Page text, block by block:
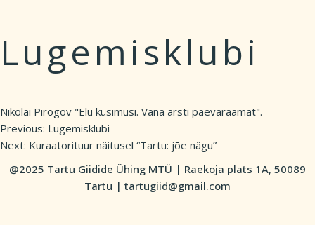
Lugemisklubi
Nikolai Pirogov "Elu küsimusi. Vana arsti päevaraamat".
Post
navigation
Previous: Lugemisklubi
Next: Kuraatorituur näitusel “Tartu: jõe nägu”
@2025 Tartu Giidide Ühing MTÜ | Raekoja plats 1A, 50089
Tartu | tartugiid@gmail.com